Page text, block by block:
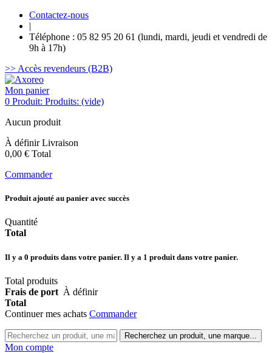
Contactez-nous
|
Téléphone : 05 82 95 20 61 (lundi, mardi, jeudi et vendredi de
9h à 17h)
>> Accès revendeurs (B2B)
Mon panier
0 Produit: Produits: (vide)
Aucun produit
À définirLivraison
0,00 € Total
Commander
Produit ajouté au panier avec succès
Quantité
Total
Il y a 0 produits dans votre panier. Il y a 1 produit dans votre panier.
Total produits
Frais de port À définir
Total
Continuer mes achats Commander
Recherchez un produit, une marque...
Mon compte